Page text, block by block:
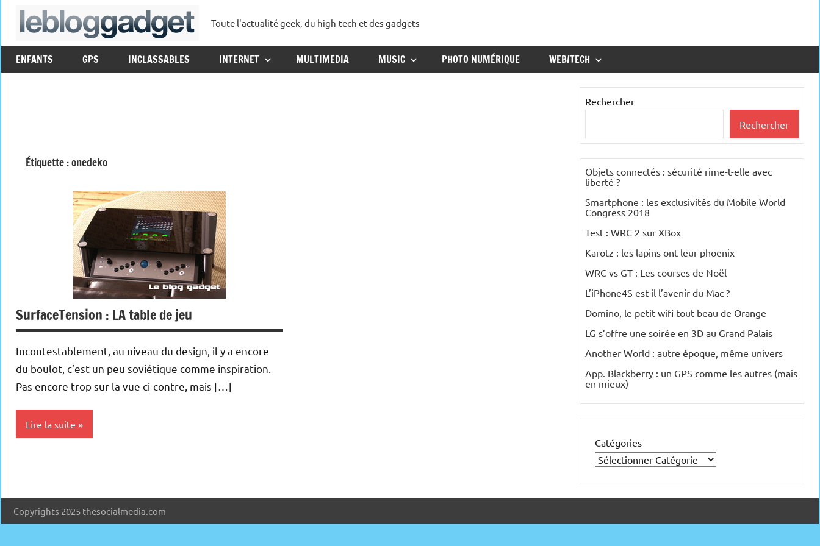
Aller
lebloggadget
Toute l'actualité geek, du high-tech et des gadgets
ENFANTS GPS INCLASSABLES INTERNET MULTIMEDIA MUSIC PHOTO NUMÉRIQUE WEB/TECH
Étiquette :onedeko
SurfaceTension : LA table de jeu
Incontestablement, au niveau du design, il y a encore
du boulot, c’est un peu soviétique comme inspiration.
Pas encore trop sur la vue ci-contre, mais […]
Lire la suite
Rechercher
Rechercher
Objets connectés : sécurité rime-t-elle avec
liberté ?
Smartphone : les exclusivités du Mobile World
Congress 2018
Test : WRC 2 sur XBox
Karotz : les lapins ont leur phoenix
WRC vs GT : Les courses de Noël
L’iPhone4S est-il l’avenir du Mac ?
Domino, le petit wifi tout beau de Orange
LG s’offre une soirée en 3D au Grand Palais
Another World : autre époque, même univers
App. Blackberry : un GPS comme les autres (mais
en mieux)
Catégories
Copyrights 2025 thesocialmedia.com